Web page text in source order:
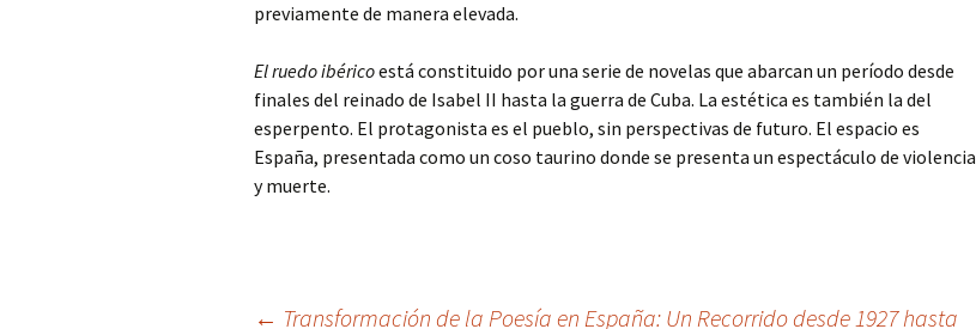
previamente de manera elevada.
El ruedo ibéricoestá constituido por una serie de novelas que abarcan un período desde
finales del reinado de Isabel II hasta la guerra de Cuba. La estética es también la del
esperpento. El protagonista es el pueblo, sin perspectivas de futuro. El espacio es
España, presentada como un coso taurino donde se presenta un espectáculo de violencia
y muerte.
← Transformación de la Poesía en España: Un Recorrido desde 1927 hasta